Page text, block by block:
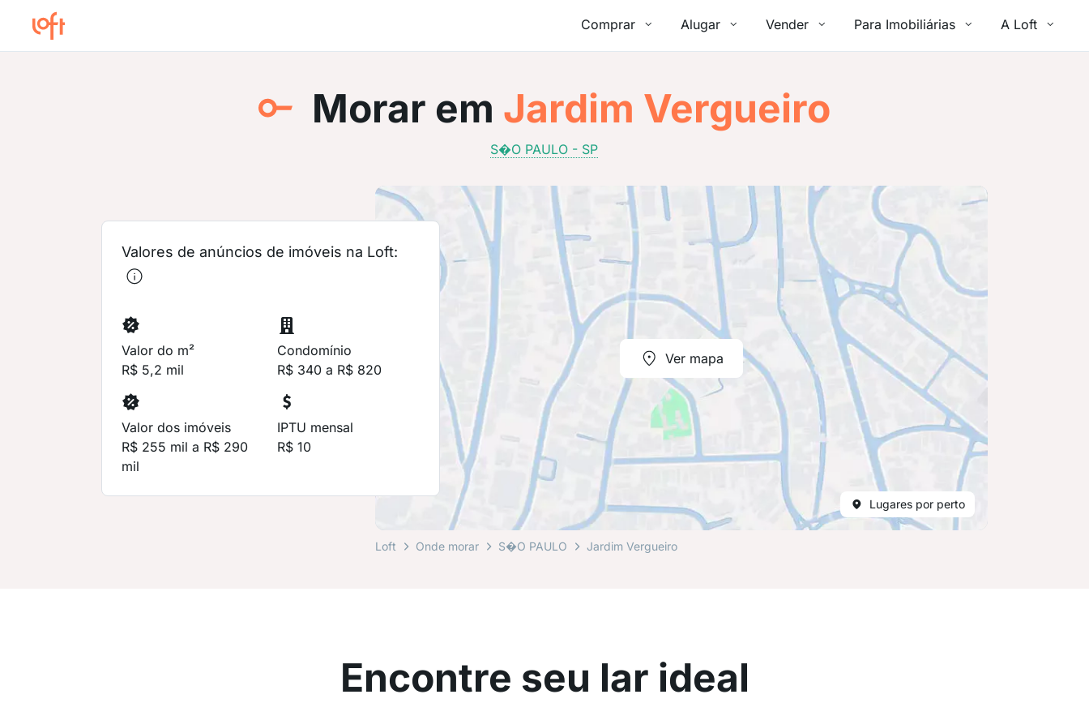
Comprar Alugar Vender Para Imobiliárias A Loft
Morar em Jardim Vergueiro
S�O PAULO - SP
Ver mapa
Lugares por perto
Loft Onde morar S�O PAULO Jardim Vergueiro
Valores de anúncios de imóveis na Loft:
Valor do m²
R$ 5,2 mil
Condomínio
R$ 340 a R$ 820
Valor dos imóveis
R$ 255 mil a R$ 290
mil
IPTU mensal
R$ 10
Encontre seu lar ideal